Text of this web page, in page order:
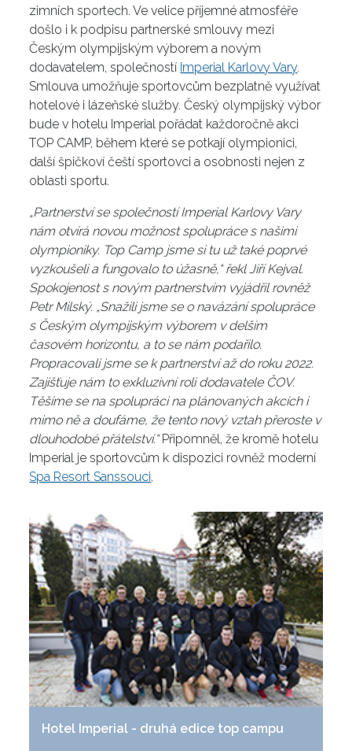
zimních sportech. Ve velice příjemné atmosféře
došlo i k podpisu partnerské smlouvy mezi
Českým olympijským výborem a novým
dodavatelem, společností Imperial Karlovy Vary.
Smlouva umožňuje sportovcům bezplatně využívat
hotelové i lázeňské služby. Český olympijský výbor
bude v hotelu Imperial pořádat každoročně akci
TOP CAMP, během které se potkají olympionici,
další špičkoví čeští sportovci a osobnosti nejen z
oblasti sportu.
„Partnerství se společností Imperial Karlovy Vary
nám otvírá novou možnost spolupráce s našimi
olympioniky. Top Camp jsme si tu už také poprvé
vyzkoušeli a fungovalo to úžasně,“ řekl Jiří Kejval.
Spokojenost s novým partnerstvím vyjádřil rovněž
Petr Milský. „Snažili jsme se o navázání spolupráce
s Českým olympijským výborem v delším
časovém horizontu, a to se nám podařilo.
Propracovali jsme se k partnerství až do roku 2022.
Zajišťuje nám to exkluzivní roli dodavatele ČOV.
Těšíme se na spolupráci na plánovaných akcích i
mimo ně a doufáme, že tento nový vztah přeroste v
dlouhodobé přátelství.“Připomněl, že kromě hotelu
Imperial je sportovcům k dispozici rovněž moderní
Spa Resort Sanssouci.
Hotel Imperial - druhá edice top campu